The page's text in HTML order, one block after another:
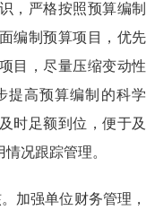
，严格按照预算编制
编制预算项目，优先
目，尽量压缩变动性
提高预算编制的科学
时足额到位，便于及
况跟踪管理。
加强单位财务管理，